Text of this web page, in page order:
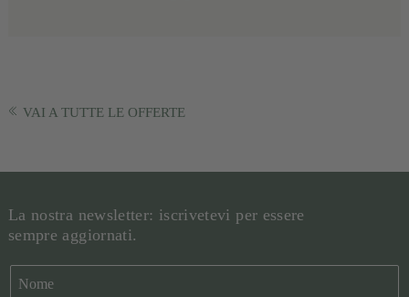
VAI A TUTTE LE OFFERTE
La nostra newsletter: iscrivetevi per essere
sempre aggiornati.